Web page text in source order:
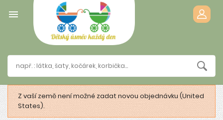

Z vaší země není možné zadat novou objednávku (United
States).